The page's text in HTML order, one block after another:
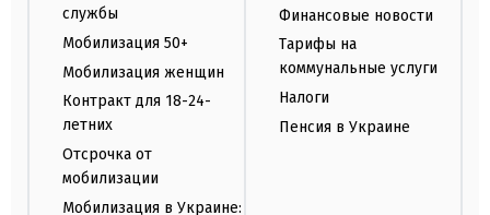
службы
Мобилизация 50+
Мобилизация женщин
Контракт для 18-24-
летних
Отсрочка от
мобилизации
Мобилизация в Украине:
Финансовые новости
Тарифы на
коммунальные услуги
Налоги
Пенсия в Украине